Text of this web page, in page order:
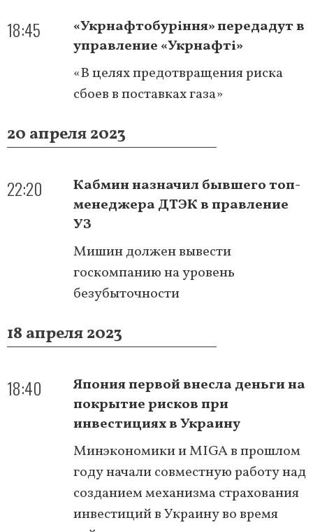
18:45
«Укрнафтобуріння» передадут в
управление «Укрнафті»
«В целях предотвращения риска
сбоев в поставках газа»
20 апреля 2023
22:20
Кабмин назначил бывшего топ-
менеджера ДТЭК в правление
УЗ
Мишин должен вывести
госкомпанию на уровень
безубыточности
18 апреля 2023
18:40
Япония первой внесла деньги на
покрытие рисков при
инвестициях в Украину
Минэкономики и MIGA в прошлом
году начали совместную работу над
созданием механизма страхования
инвестиций в Украину во время